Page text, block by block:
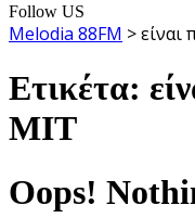
Follow US
Melodia 88FM >είναι
Ετικέτα:
ΜΙΤ
Oops!